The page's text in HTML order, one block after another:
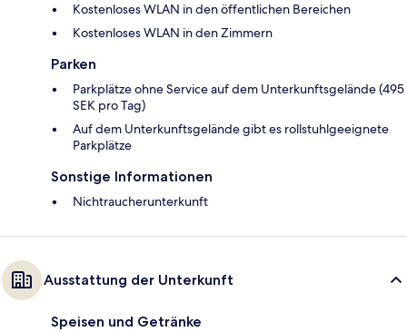
Kostenloses WLAN in den öffentlichen Bereichen
Kostenloses WLAN in den Zimmern
Parken
Parkplätze ohne Service auf dem Unterkunftsgelände (495
SEK pro Tag)
Auf dem Unterkunftsgelände gibt es rollstuhlgeeignete
Parkplätze
Sonstige Informationen
Nichtraucherunterkunft
Ausstattung der Unterkunft
Speisen und Getränke